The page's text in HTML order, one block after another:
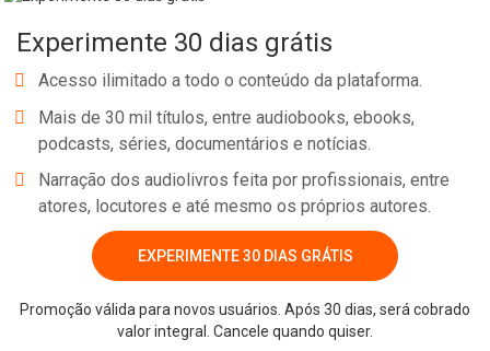
Experimente 30 dias grátis
Acesso ilimitado a todo o conteúdo da plataforma.
Mais de 30 mil títulos, entre audiobooks, ebooks,
podcasts, séries, documentários e notícias.
Narração dos audiolivros feita por profissionais, entre
atores, locutores e até mesmo os próprios autores.
EXPERIMENTE 30 DIAS GRÁTIS
Promoção válida para novos usuários. Após 30 dias, será cobrado
valor integral. Cancele quando quiser.
Whatsapp Facebook Twitter